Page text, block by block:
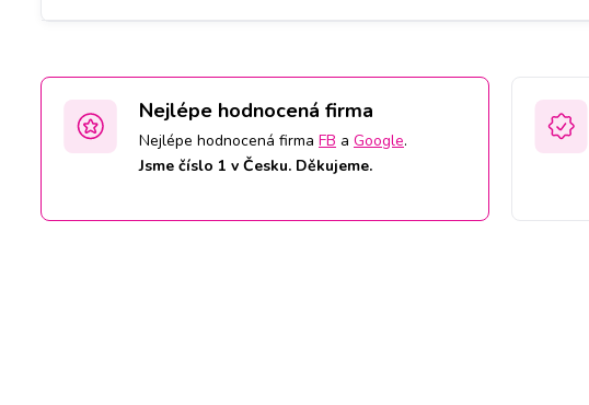
Nejlépe hodnocená firma
Nejlépe hodnocená firma FB a Google.
Jsme číslo 1 v Česku. Děkujeme.